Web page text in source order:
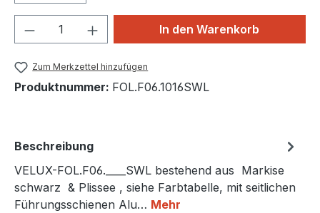
Produkt Anzahl: Gib denIn den Warenkorb
Zum Merkzettel hinzufügen
Produktnummer: FOL.F06.1016SWL
Beschreibung
VELUX-FOL.F06.____SWL bestehend aus Markise
schwarz & Plissee , siehe Farbtabelle, mit seitlichen
Führungsschienen Alu… Mehr